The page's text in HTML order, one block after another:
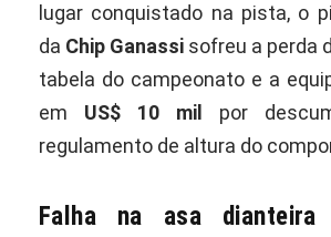
lugar conquistado na pista, o
da Chip Ganassi sofreu a perda
tabela do campeonato e a
em US$ 10 mil
por
regulamento de altura do
Falha na asa